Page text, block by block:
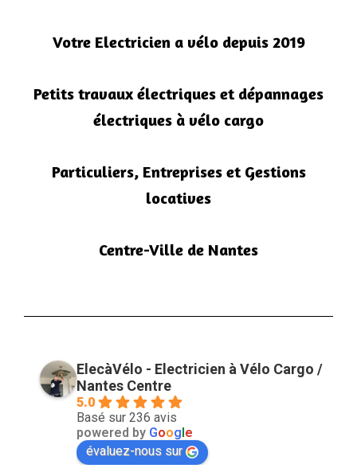
Votre Electricien a vélo depuis 2019
Petits travaux électriques et dépannages
électriques à vélo cargo
Particuliers, Entreprises et Gestions
locatives
Centre-Ville de Nantes
ElecàVélo - Electricien à Vélo Cargo /
Nantes Centre
5.0
Basé sur 236 avis
powered by Goog e
évaluez-nous sur